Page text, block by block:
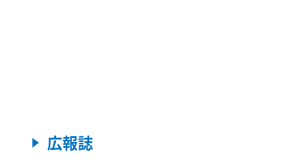
広報誌